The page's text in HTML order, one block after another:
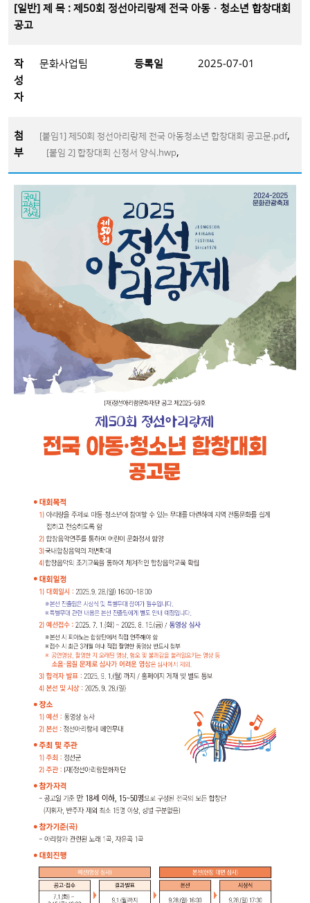
[일반] 제 목 : 제50회 정선아리랑제 전국 아동·청소년 합창대회
공고
작
성
자
문화사업팀 등록일 2025-07-01
첨
부
[붙임1] 제50회 정선아리랑제 전국 아동청소년 합창대회 공고문.pdf,
[붙임 2] 합창대회 신청서 양식.hwp,